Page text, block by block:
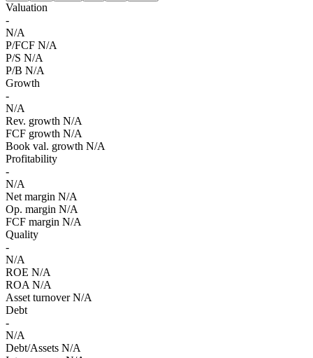
Valuation
-
N/A
P/FCF N/A
P/S N/A
P/B N/A
Growth
-
N/A
Rev. growth N/A
FCF growth N/A
Book val. growth N/A
Profitability
-
N/A
Net margin N/A
Op. margin N/A
FCF margin N/A
Quality
-
N/A
ROE N/A
ROA N/A
Asset turnover N/A
Debt
-
N/A
Debt/Assets N/A